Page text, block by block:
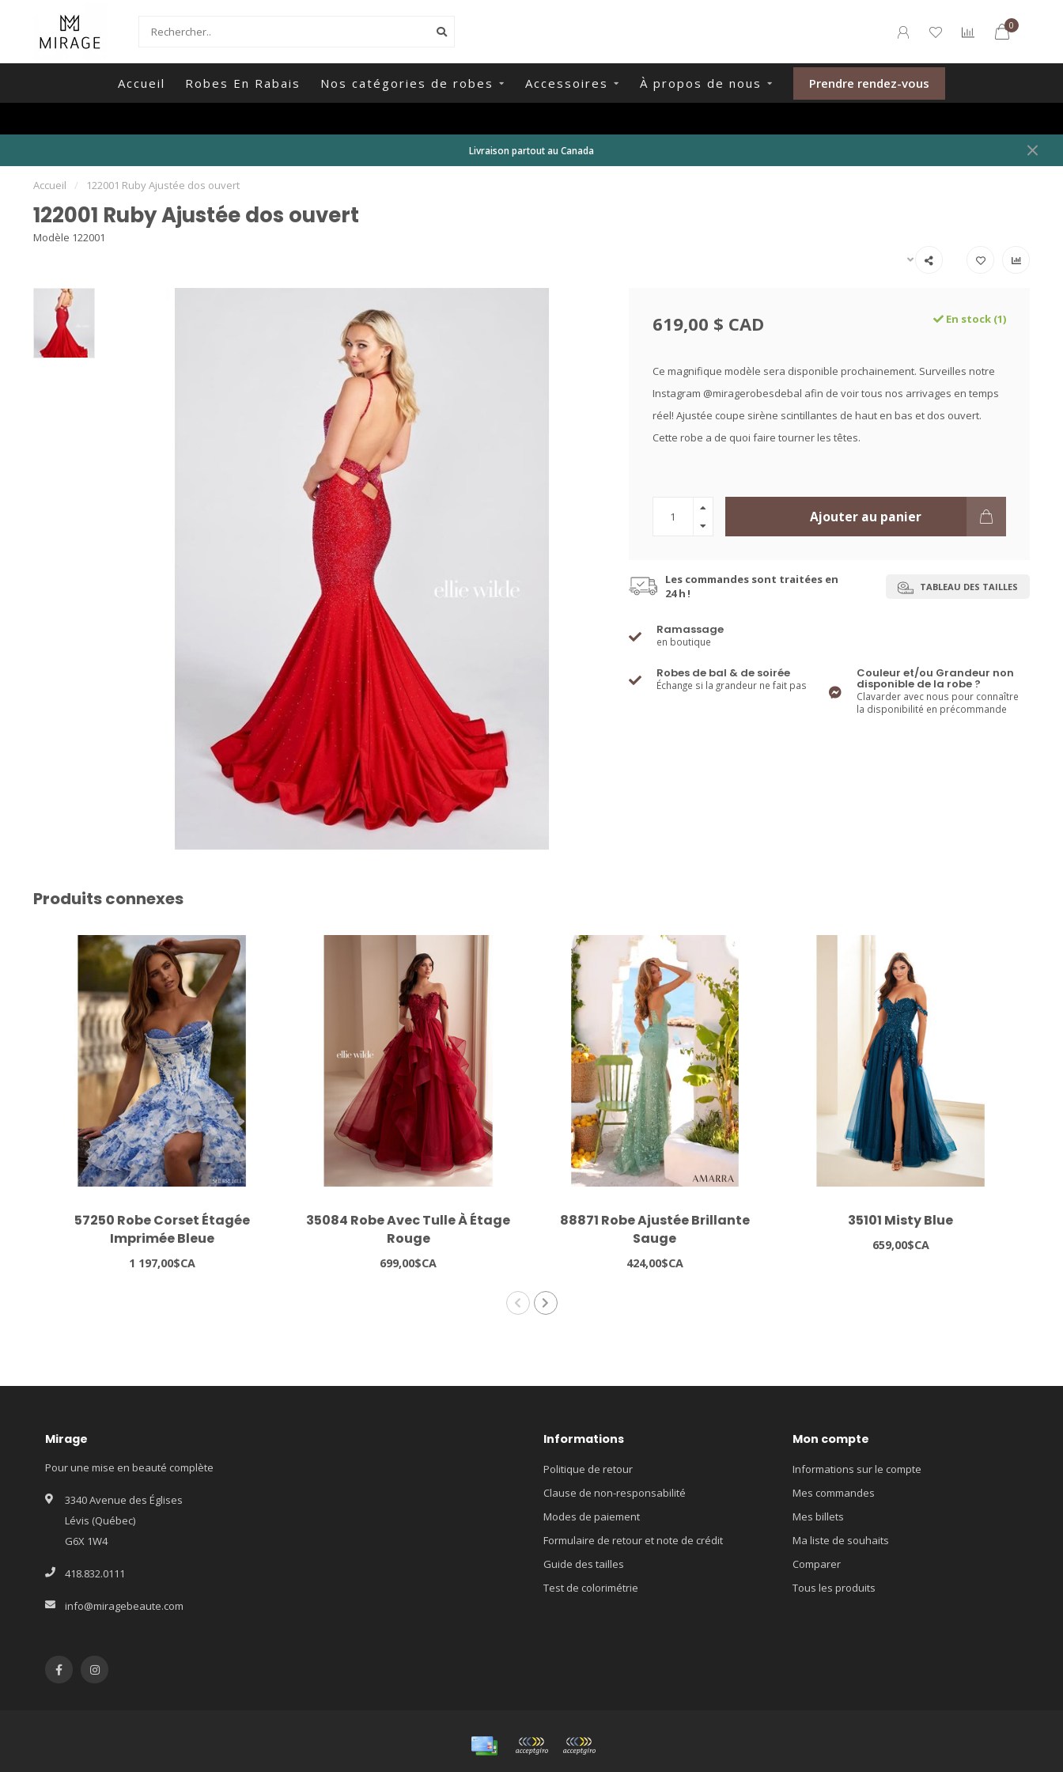
0
Accueil Robes En Rabais Nos catégories de robes Accessoires À propos de nous Prendre rendez-vous
Livraison partout au Canada
Accueil / 122001 Ruby Ajustée dos ouvert
122001 Ruby Ajustée dos ouvert
Modèle 122001
619,00 $ CAD En stock (1)
Ce magnifique modèle sera disponible prochainement. Surveilles notre
Instagram @miragerobesdebal afin de voir tous nos arrivages en temps
réel! Ajustée coupe sirène scintillantes de haut en bas et dos ouvert.
Cette robe a de quoi faire tourner les têtes.
Ajouter au panier
Les commandes sont traitées en
24 h !
TABLEAU DES TAILLES
Ramassage
en boutique
Robes de bal & de soirée
Échange si la grandeur ne fait pas
Couleur et/ou Grandeur non
disponible de la robe ?
Clavarder avec nous pour connaître
la disponibilité en précommande
Produits connexes
57250 Robe Corset Étagée
Imprimée Bleue
1 197,00$CA
35084 Robe Avec Tulle À Étage
Rouge
699,00$CA
88871 Robe Ajustée Brillante
Sauge
424,00$CA
35101 Misty Blue
659,00$CA
Mirage
Pour une mise en beauté complète
3340 Avenue des Églises
Lévis (Québec)
G6X 1W4
418.832.0111
info@miragebeaute.com
Informations
Politique de retour
Clause de non-responsabilité
Modes de paiement
Formulaire de retour et note de crédit
Guide des tailles
Test de colorimétrie
Mon compte
Informations sur le compte
Mes commandes
Mes billets
Ma liste de souhaits
Comparer
Tous les produits